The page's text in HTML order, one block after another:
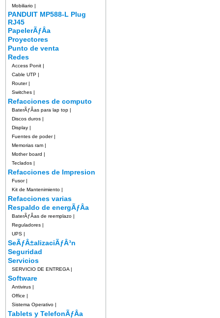
Mobiliario |
PANDUIT MP588-L Plug
RJ45
PapelerÃƒÂ­a
Proyectores
Punto de venta
Redes
Access Ponit |
Cable UTP |
Router|
Switches |
Refacciones de computo
BaterÃƒÂ­as para lap top |
Discos duros |
Display |
Fuentes de poder|
Memorias ram |
Mother board |
Teclados |
Refacciones de Impresion
Fusor|
Kit de Mantenimiento |
Refacciones varias
Respaldo de energÃƒÂ­a
BaterÃƒÂ­as de reemplazo |
Reguladores |
UPS |
SeÃƒÂ±alizaciÃƒÂ³n
Seguridad
Servicios
SERVICIO DE ENTREGA |
Software
Antivirus |
Office |
Sistema Operativo |
Tablets y TelefonÃƒÂ­a